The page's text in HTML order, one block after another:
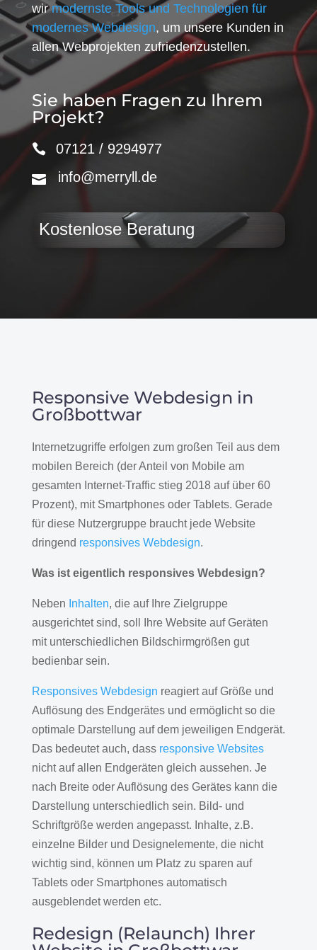
wirmodernste Tools und Technologien für
modernes Webdesign, um unsere Kunden in
allen Webprojekten zufriedenzustellen.
Sie haben Fragen zu Ihrem
Projekt?
07121 / 9294977
info@merryll.de
Kostenlose Beratung
Responsive Webdesign in
Großbottwar
Internetzugriffe erfolgen zum großen Teil aus dem
mobilen Bereich (der Anteil von Mobile am
gesamten Internet-Traffic stieg 2018 auf über 60
Prozent), mit Smartphones oder Tablets. Gerade
für diese Nutzergruppe braucht jede Website
dringend responsives Webdesign.
Was ist eigentlich responsives Webdesign?
Neben Inhalten, die auf Ihre Zielgruppe
ausgerichtet sind, soll Ihre Website auf Geräten
mit unterschiedlichen Bildschirmgrößen gut
bedienbar sein.
Responsives Webdesign reagiert auf Größe und
Auflösung des Endgerätes und ermöglicht so die
optimale Darstellung auf dem jeweiligen Endgerät.
Das bedeutet auch, dass responsive Websites
nicht auf allen Endgeräten gleich aussehen. Je
nach Breite oder Auflösung des Gerätes kann die
Darstellung unterschiedlich sein. Bild- und
Schriftgröße werden angepasst. Inhalte, z.B.
einzelne Bilder und Designelemente, die nicht
wichtig sind, können um Platz zu sparen auf
Tablets oder Smartphones automatisch
ausgeblendet werden etc.
Redesign (Relaunch) Ihrer